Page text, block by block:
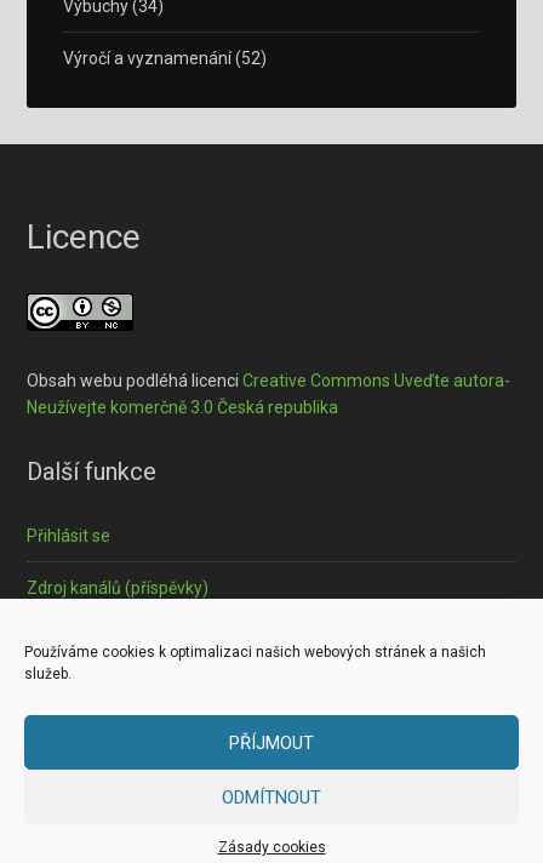
Používáme cookies k optimalizaci našich webových stránek a našich
služeb.
PŘÍJMOUT
ODMÍTNOUT
Zásady cookies
Výbuchy(34)
Výročí a vyznamenání(52)
Licence
Obsah webu podléhá licenciCreative Commons Uveďte autora-
Neužívejte komerčně 3.0 Česká republika
Další funkce
Přihlásit se
Zdroj kanálů (příspěvky)
Outreach Pro on